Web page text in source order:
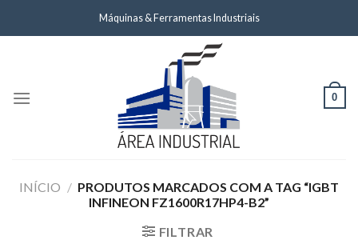
Máquinas & Ferramentas Industriais
0
INÍCIO / PRODUTOS MARCADOS COM A TAG “IGBT
INFINEON FZ1600R17HP4-B2”
FILTRAR